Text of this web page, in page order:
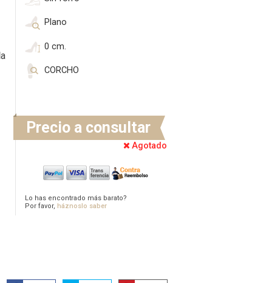
Plano
0 cm.
CORCHO
Precio a consultar
Agotado
Lo has encontrado más barato?
Por favor, háznoslo saber